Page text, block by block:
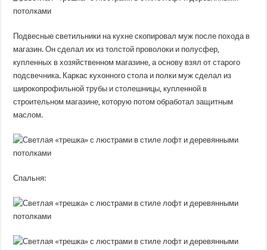
Подвесные светильники на кухне скопировал муж после похода в
магазин. Он сделал их из толстой проволоки и полусфер,
купленных в хозяйственном магазине, а основу взял от старого
подсвечника. Каркас кухонного стола и полки муж сделал из
широкопрофильной трубы и столешницы, купленной в
строительном магазине, которую потом обработал защитным
маслом.
Спальня: